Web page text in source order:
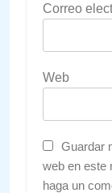
Correo
Web
Guardar
web en este
haga un